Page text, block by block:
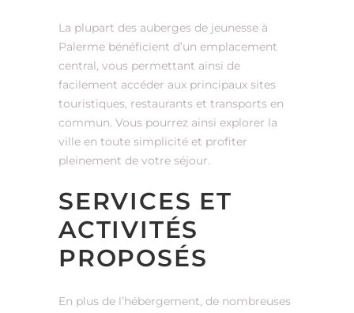
La plupart des auberges de jeunesse à
Palerme bénéficient d’un emplacement
central, vous permettant ainsi de
facilement accéder aux principaux sites
touristiques, restaurants et transports en
commun. Vous pourrez ainsi explorer la
ville en toute simplicité et profiter
pleinement de votre séjour.
SERVICES ET
ACTIVITÉS
PROPOSÉS
En plus de l’hébergement, de nombreuses